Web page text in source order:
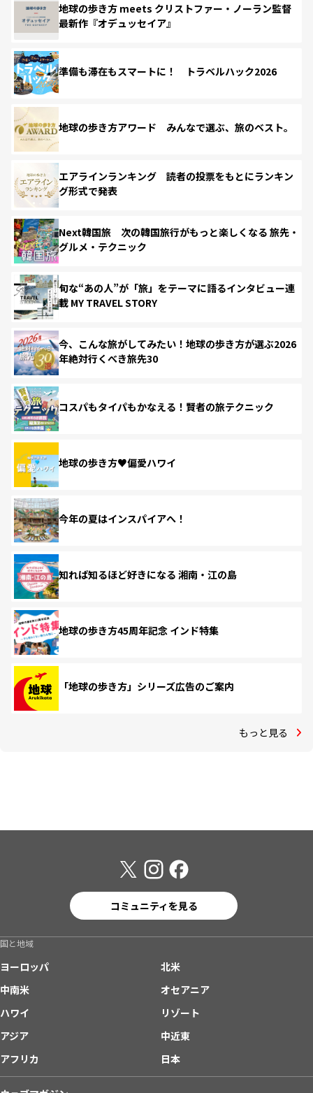
地球の歩き方 meets クリストファー・ノーラン監督
最新作『オデュッセイア』
準備も滞在もスマートに！ トラベルハック2026
地球の歩き方アワード みんなで選ぶ、旅のベスト。
エアラインランキング 読者の投票をもとにランキン
グ形式で発表
Next韓国旅 次の韓国旅行がもっと楽しくなる 旅先・
グルメ・テクニック
旬な“あの人”が「旅」をテーマに語るインタビュー連
載 MY TRAVEL STORY
今、こんな旅がしてみたい！地球の歩き方が選ぶ2026
年絶対行くべき旅先30
コスパもタイパもかなえる！賢者の旅テクニック
地球の歩き方♥偏愛ハワイ
今年の夏はインスパイアへ！
知れば知るほど好きになる 湘南・江の島
地球の歩き方45周年記念 インド特集
「地球の歩き方」シリーズ広告のご案内
もっと見る
コミュニティを見る
国と地域
ヨーロッパ
北米
中南米
オセアニア
ハワイ
リゾート
アジア
中近東
アフリカ
日本